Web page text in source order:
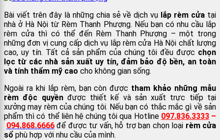
Bài viết trên đây là những chia sẻ về dịch vụ lắp rèm cửa tại
nhà ở Hà Nội từ Rèm Thanh Phượng. Nếu bạn có nhu cầu lắp
rèm cửa thì có thể đến Rèm Thanh Phượng – một trong
những đơn vị cung cấp dịch vụ lắp rèm cửa Hà Nội chất lượng
cao, uy tín. Tất cả sản phẩm của chúng tôi đều được chọn
lọc từ các nhà sản xuất uy tín, đảm bảo độ bền, an toàn
và tính thẩm mỹ cao cho không gian sống.
Ngoài ra khi lắp rèm, bạn còn được tham khảo những mẫu
rèm độc quyềnđược thiết kế và sản xuất trực tiếp tại
xưởng may rèm của chúng tôi. Nếu bạn có thắc mắc gì về sản
phẩm thì có thể liên hệ chúng tôi qua Hotline 097.836.3333–
094.868.6666để được tư vấn, hỗ trợ bạn chọn loại rèm cửa
sổ phù hợp với nhu cầu của mình.